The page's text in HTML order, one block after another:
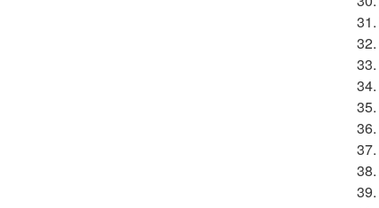
31.
32.
33.
34.
35.
36.
37.
38.
39.